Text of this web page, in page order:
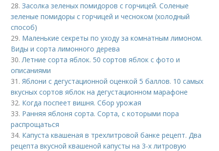
28.Засолка зеленых помидоров с горчицей. Соленые
зеленые помидоры с горчицей и чесноком (холодный
способ)
29. Маленькие секреты по уходу за комнатным лимоном.
Виды и сорта лимонного дерева
30. Летние сорта яблок. 50 сортов яблок с фото и
описаниями
31. Яблони с дегустационной оценкой 5 баллов. 10 самых
вкусных сортов яблок на дегустационном марафоне
32. Когда поспеет вишня. Сбор урожая
33. Ранняя яблоня сорта. Сорта, с которыми пора
распрощаться
34. Капуста квашеная в трехлитровой банке рецепт. Два
рецепта вкусной квашеной капусты на 3-х литровую